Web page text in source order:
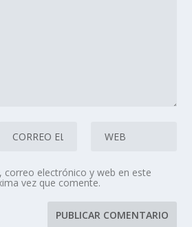
correo electrónico y web en este
vez que comente.